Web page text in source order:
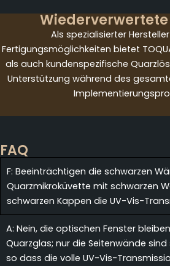
Als spezialisierter
Fertigungsmöglichkeiten bietet
als auch kundenspezifische
Unterstützung während des
FAQ
F: Beeinträchtigen die schwarzen
Quarzmikroküvette mit schwarzen
schwarzen Kappen die UV-Vis-
A: Nein, die optischen Fenster
Quarzglas; nur die Seitenwände
so dass die volle UV-Vis-